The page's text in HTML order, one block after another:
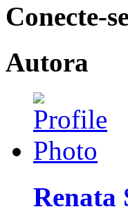
Conecte-
Autora
Renata